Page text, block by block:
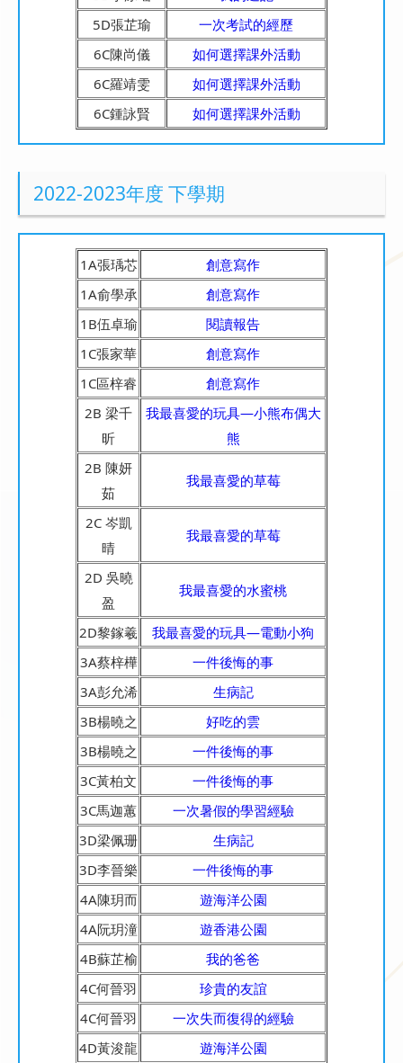
5D張芷瑜
一次考試的經歷
6C陳尚儀
如何選擇課外活動
6C羅靖雯
如何選擇課外活動
6C鍾詠賢
如何選擇課外活動
2022-2023年度 下學期
1A張瑀芯
創意寫作
1A俞學承
創意寫作
1B伍卓瑜
閱讀報告
1C張家華
創意寫作
1C區梓睿
創意寫作
2B 梁千
昕
我最喜愛的玩具—小熊布偶大
熊
2B 陳妍
茹
我最喜愛的草莓
2C 岑凱
晴
我最喜愛的草莓
2D 吳曉
盈
我最喜愛的水蜜桃
2D黎鎵羲
我最喜愛的玩具—電動小狗
3A蔡梓樺
一件後悔的事
3A彭允浠
生病記
3B楊曉之
好吃的雲
3B楊曉之
一件後悔的事
3C黃柏文
一件後悔的事
3C馬迦蕙
一次暑假的學習經驗
3D梁佩珊
生病記
3D李晉樂
一件後悔的事
4A陳玥而
遊海洋公園
4A阮玥潼
遊香港公園
4B蘇芷榆
我的爸爸
4C何晉羽
珍貴的友誼
4C何晉羽
一次失而復得的經驗
4D黃浚龍
遊海洋公園